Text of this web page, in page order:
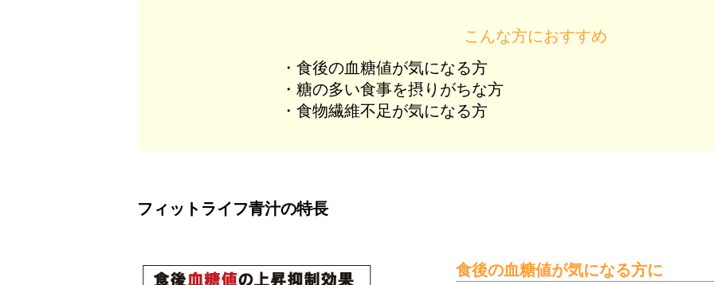
こんな方におすすめ
・食後の血糖値が気になる方
・糖の多い食事を摂りがちな方
・食物繊維不足が気になる方
フィットライフ青汁の特長
食後の血糖値が気になる方に